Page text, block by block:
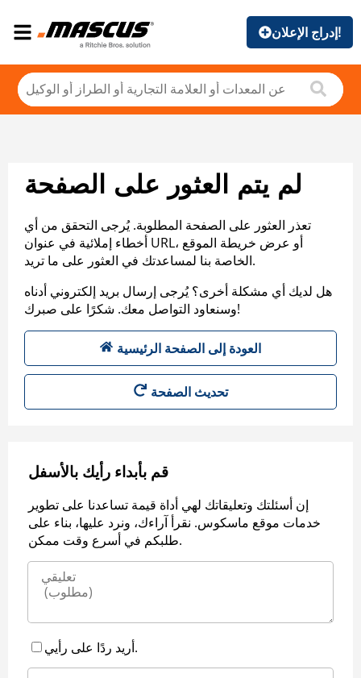
إدراج الإعلان!
لم يتم العثور على الصفحة
تعذر العثور على الصفحة المطلوبة. يُرجى التحقق من أي
أخطاء إملائية في عنوان URL، أو عرض خريطة الموقع
الخاصة بنا لمساعدتك في العثور على ما تريد.
هل لديك أي مشكلة أخرى؟ يُرجى إرسال بريد إلكتروني أدناه
وسنعاود التواصل معك. شكرًا على صبرك!
العودة إلى الصفحة الرئيسية
تحديث الصفحة
قم بأبداء رأيك بالأسفل
إن أسئلتك وتعليقاتك لهي أداة قيمة تساعدنا على تطوير
خدمات موقع ماسكوس. نقرأ آراءك، ونرد عليها، بناء على
طلبكم في أسرع وقت ممكن.
أريد ردًا على رأيي.